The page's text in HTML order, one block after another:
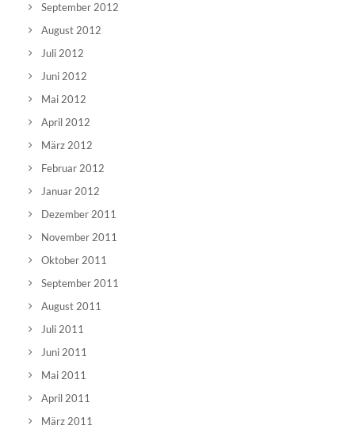
September 2012
August 2012
Juli 2012
Juni 2012
Mai 2012
April 2012
März 2012
Februar 2012
Januar 2012
Dezember 2011
November 2011
Oktober 2011
September 2011
August 2011
Juli 2011
Juni 2011
Mai 2011
April 2011
März 2011